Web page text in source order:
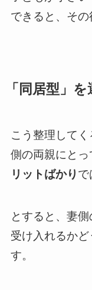
できると、その
「同居型」
こう整理して
側の両親にとっ
リットばかり で
とすると、妻
受け入れるかど
す。